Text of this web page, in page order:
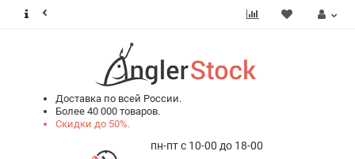
Доставка по всей России.
Более 40 000 товаров.
Скидки до 50%.
пн-пт с 10-00 до 18-00